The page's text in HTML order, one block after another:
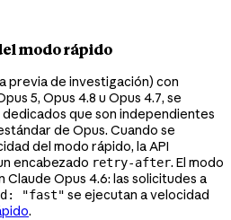
modo rápido
previa de investigación) con
5, Opus 4.8 u Opus 4.7, se
que son independientes
de Opus. Cuando se
del modo rápido, la API
encabezado retry-after. El modo
Opus 4.6: las solicitudes a
"fast" se ejecutan a velocidad
.